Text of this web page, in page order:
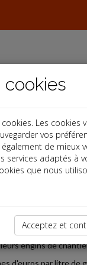
POUR LES
des petites
engins de
d'euros par litre de
cookies
Les cookies
vos
de mieux
services adaptés à
que nous
Acceptez et